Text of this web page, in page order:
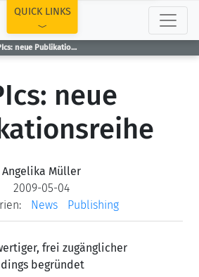
LIPIcs: neue Publikationsreihe
QUICK LINKS
neue
Angelika Müller
2009-05-04
News Publishing
frei zugänglicher
begründet